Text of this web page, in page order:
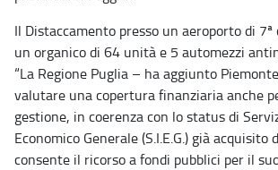
Il Distaccamento presso un aeroporto di
un organico di 64 unità e 5 automezzi
“La Regione Puglia – ha aggiunto
valutare una copertura finanziaria anche
gestione, in coerenza con lo status di
Economico Generale (S.I.E.G.) già acquisito
consente il ricorso a fondi pubblici per il